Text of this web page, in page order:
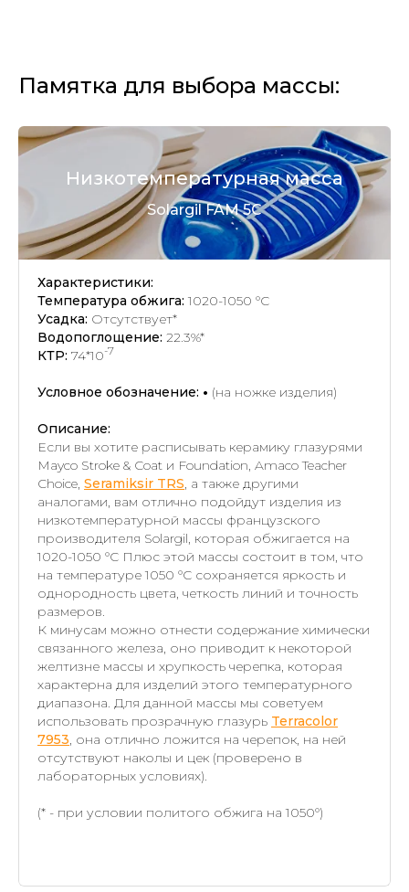
Памятка для выбора массы:
Низкотемпературная масса
Solargil FAM 5C
Характеристики:
Температура обжига: 1020-1050 °C
Усадка: Отсутствует*
Водопоглощение: 22.3%*
КТР: 74*10-7
Условное обозначение: • (на ножке изделия)
Описание:
Если вы хотите расписывать керамику глазурями
Mayco Stroke & Coat и Foundation, Amaco Teacher
Choice, Seramiksir TRS, а также другими
аналогами, вам отлично подойдут изделия из
низкотемпературной массы французского
производителя Solargil, которая обжигается на
1020-1050 °C Плюс этой массы состоит в том, что
на температуре 1050 °C сохраняется яркость и
однородность цвета, четкость линий и точность
размеров.
К минусам можно отнести содержание химически
связанного железа, оно приводит к некоторой
желтизне массы и хрупкость черепка, которая
характерна для изделий этого температурного
диапазона. Для данной массы мы советуем
использовать прозрачную глазурь Terracolor
7953, она отлично ложится на черепок, на ней
отсутствуют наколы и цек (проверено в
лабораторных условиях).
(* - при условии политого обжига на 1050°)